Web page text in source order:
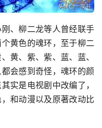
、柳二龙等人曾经联手
黄色的魂环，至于柳二
黄、紫、紫、蓝、蓝、
会感到奇怪，魂环的颜
实是电视剧中改编了，
和动漫以及原著改动比